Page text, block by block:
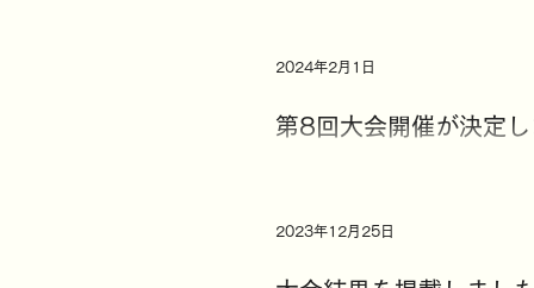
第8回大会開催が決定し
2024年2月1日
2023年12月25日